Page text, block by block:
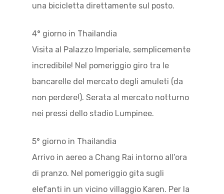
una bicicletta direttamente sul posto.
4° giorno in Thailandia
Visita al Palazzo Imperiale, semplicemente
incredibile! Nel pomeriggio giro tra le
bancarelle del mercato degli amuleti (da
non perdere!). Serata al mercato notturno
nei pressi dello stadio Lumpinee.
5° giorno in Thailandia
Arrivo in aereo a Chang Rai intorno all’ora
di pranzo. Nel pomeriggio gita sugli
elefanti in un vicino villaggio Karen. Per la